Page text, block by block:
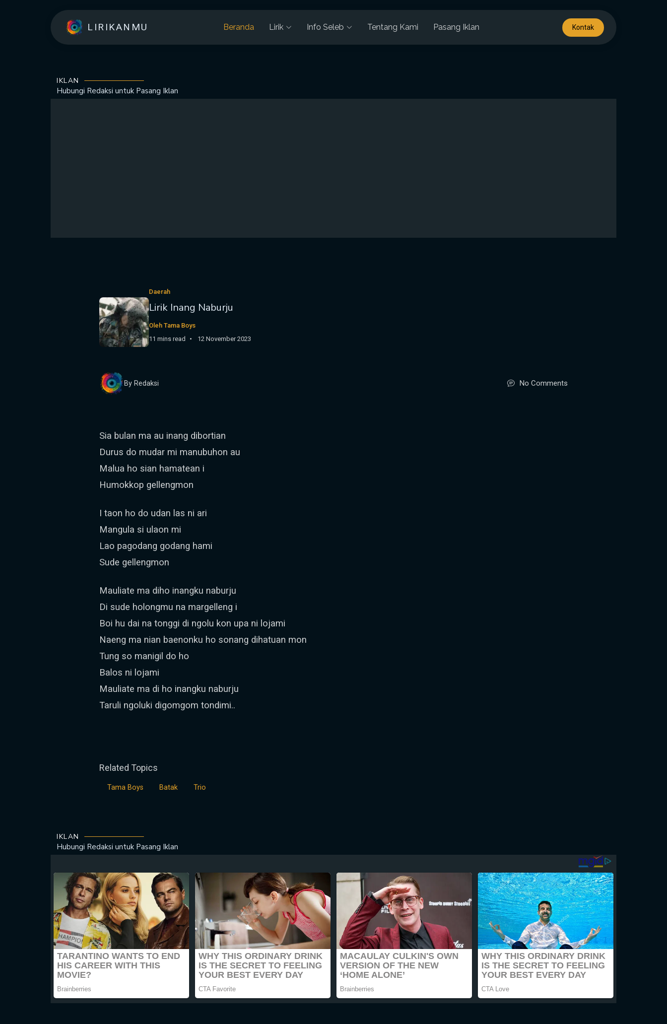
LIRIKANMU Beranda Lirik Info Seleb Tentang Kami Pasang Iklan Kontak
IKLAN
Hubungi Redaksi untuk Pasang Iklan
Daerah
Lirik Inang Naburju
Oleh Tama Boys
11 mins read
12 November 2023
By Redaksi No Comments
Sia bulan ma au inang dibortian
Durus do mudar mi manubuhon au
Malua ho sian hamatean i
Humokkop gellengmon
I taon ho do udan las ni ari
Mangula si ulaon mi
Lao pagodang godang hami
Sude gellengmon
Mauliate ma diho inangku naburju
Di sude holongmu na margelleng i
Boi hu dai na tonggi di ngolu kon upa ni lojami
Naeng ma nian baenonku ho sonang dihatuan mon
Tung so manigil do ho
Balos ni lojami
Mauliate ma di ho inangku naburju
Taruli ngoluki digomgom tondimi..
Related Topics
Tama Boys Batak Trio
IKLAN
Hubungi Redaksi untuk Pasang Iklan